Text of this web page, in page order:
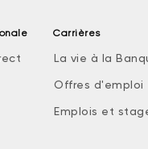
Carrières
La vie à la
Offres d'emploi
Emplois et